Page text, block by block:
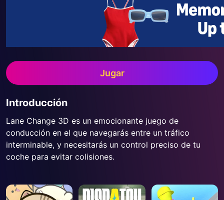
Jugar
Introducción
Lane Change 3D es un emocionante juego de
conducción en el que navegarás entre un tráfico
interminable, y necesitarás un control preciso de tu
coche para evitar colisiones.